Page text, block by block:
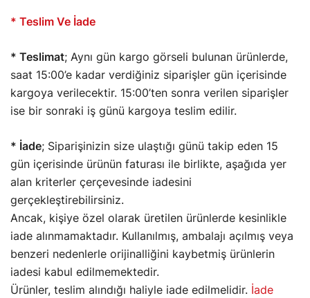
* Teslim Ve İade
* Teslimat; Aynı gün kargo görseli bulunan ürünlerde,
saat 15:00’e kadar verdiğiniz siparişler gün içerisinde
kargoya verilecektir. 15:00’ten sonra verilen siparişler
ise bir sonraki iş günü kargoya teslim edilir.
* İade; Siparişinizin size ulaştığı günü takip eden 15
gün içerisinde ürünün faturası ile birlikte, aşağıda yer
alan kriterler çerçevesinde iadesini
gerçekleştirebilirsiniz.
Ancak, kişiye özel olarak üretilen ürünlerde kesinlikle
iade alınmamaktadır. Kullanılmış, ambalajı açılmış veya
benzeri nedenlerle orijinalliğini kaybetmiş ürünlerin
iadesi kabul edilmemektedir.
Ürünler, teslim alındığı haliyle iade edilmelidir. İade